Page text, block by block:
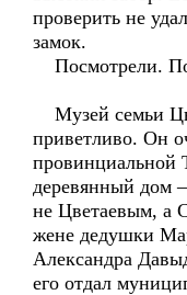
проверить не
замок.
Посмотрели.
Музей семьи
приветливо. Он
провинциальной
деревянный дом
не Цветаевым, а
жене дедушки
Александра
его отдал